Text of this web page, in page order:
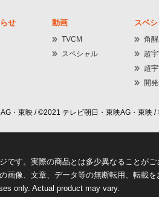
せ 動画
TVCM
スペシャル
スペ
角
超
超
開
・東映 / ©2021 テレビ朝日・東映AG・東映
す。実際の商品とは多少異なることがご
像、文章、データ等の無断転用、転載を
only. Actual product may vary.